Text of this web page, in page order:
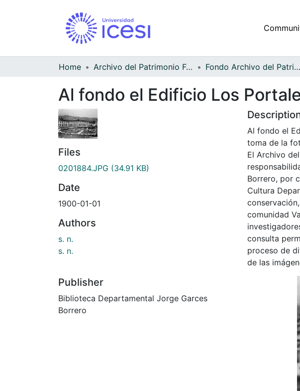
Home Archivo del Patrimonio Fotográfico y Fílmico del Valle del Cauca Fondo Archivo del Patrimonio Fotográfico y Fílmico del Valle del Cauca
Al fondo el Edificio Los
Files
0201884.JPG (34.91 KB)
Date
1900-01-01
Authors
s. n.
s. n.
Publisher
Biblioteca Departamental Jorge Garces
Borrero
Al fondo el
toma de la
El Archivo
Borrero, por
Cultura
comunidad
consulta
proceso de
de las